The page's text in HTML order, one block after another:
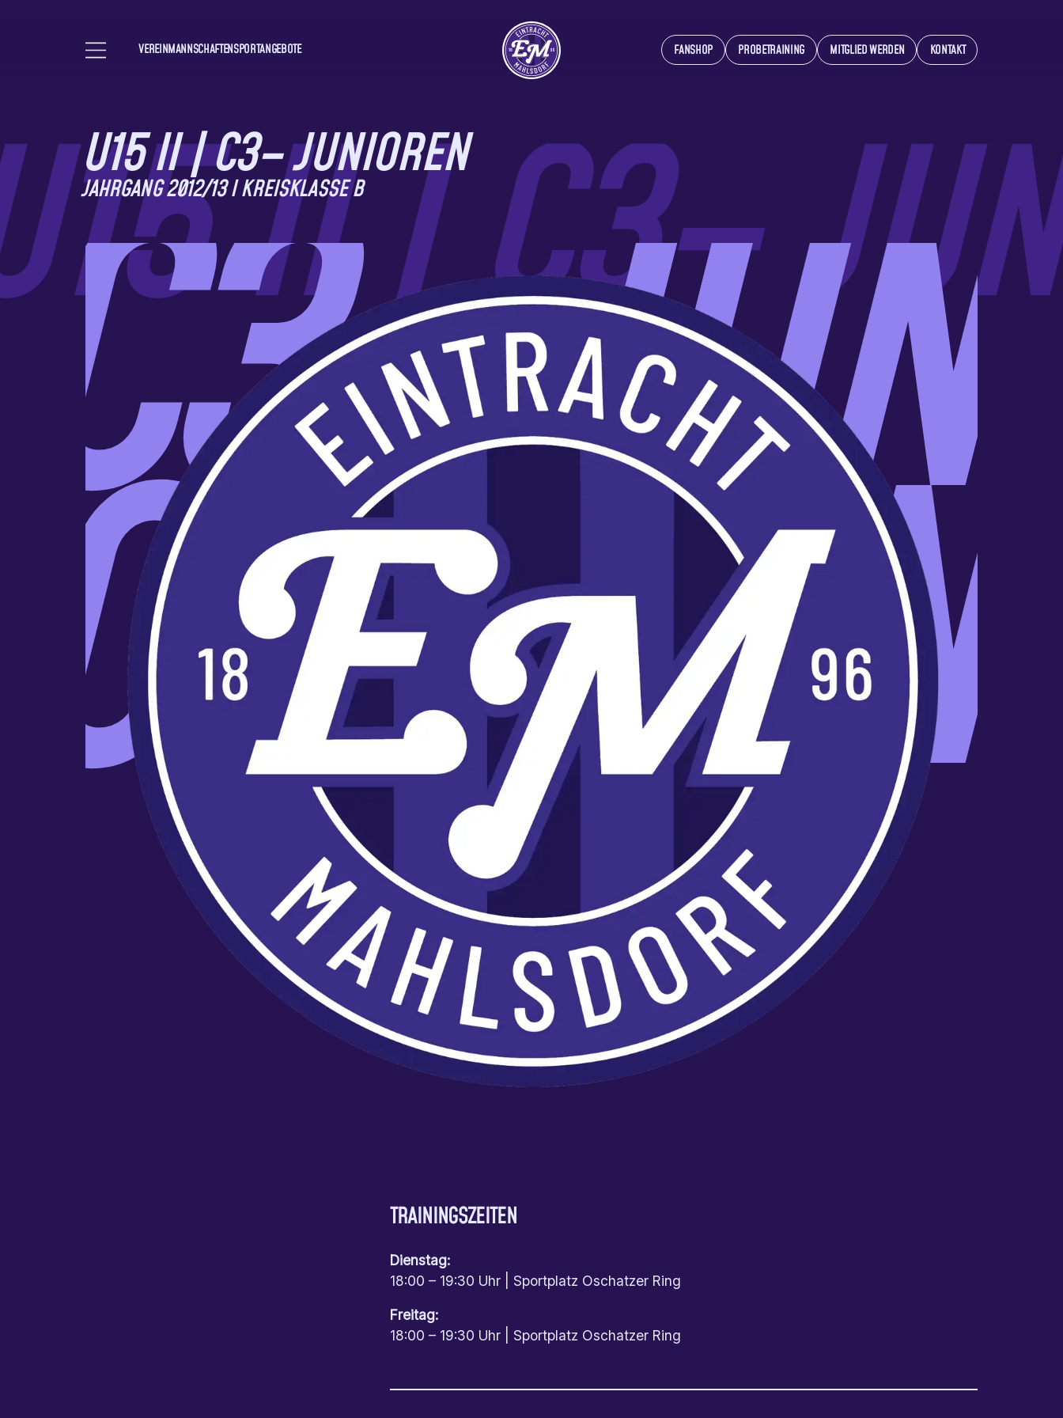
VEREINMANNSCHAFTENSPORTANGEBOTE FANSHOP PROBETRAINING MITGLIED WERDEN KONTAKT
U15 II | C3– JUNIOREN
JAHRGANG 2012/13 I KREISKLASSE B
TRAININGSZEITEN
Dienstag:
18:00 – 19:30 Uhr | Sportplatz Oschatzer Ring
Freitag:
18:00 – 19:30 Uhr | Sportplatz Oschatzer Ring